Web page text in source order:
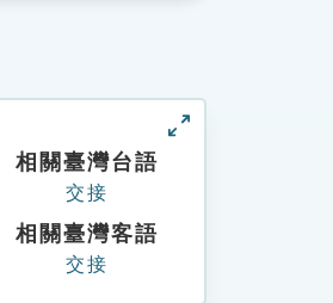
相關臺灣台語
交接
相關臺灣客語
交接